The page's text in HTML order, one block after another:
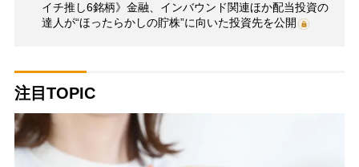
イチ推し6銘柄》金融、インバウンド関連ほか配当投資の
達人が“ほったらかしの貯株”に向いた投資先を公開
注目TOPIC